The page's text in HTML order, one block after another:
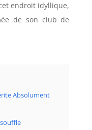
endroit idyllique,
de son club de
Absolument